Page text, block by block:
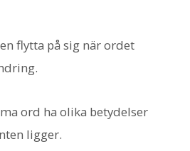
flytta på sig när ordet
ord ha olika betydelser
ligger.